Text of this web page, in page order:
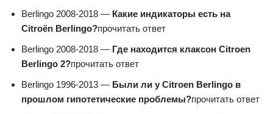
Berlingo 2008-2018 — Какие индикаторы есть на
Citroën Berlingo?прочитать ответ
Berlingo 2008-2018 — Где находится клаксон Citroen
Berlingo 2?прочитать ответ
Berlingo 1996-2013 — Были ли у Citroen Berlingo в
прошлом гипотетические проблемы?прочитать ответ